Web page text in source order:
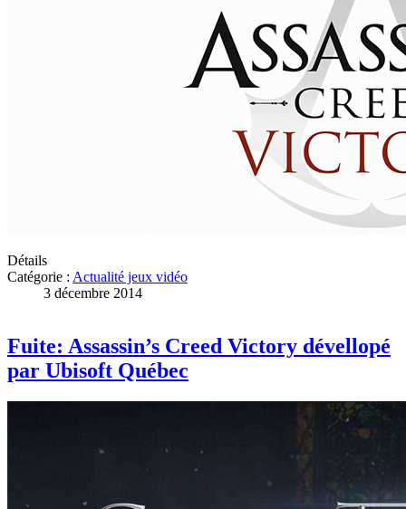
Détails
Catégorie : Actualité jeux vidéo
3 décembre 2014
Fuite: Assassin’s Creed Victory dévellopé
par Ubisoft Québec